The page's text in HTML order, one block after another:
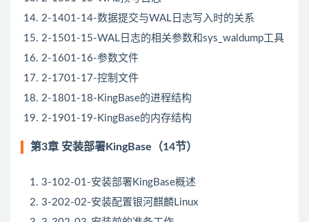
2-1401-14-数据提交与WAL日志写入时的关系
2-1501-15-WAL日志的相关参数和sys_waldump工具
2-1601-16-参数文件
2-1701-17-控制文件
2-1801-18-KingBase的进程结构
2-1901-19-KingBase的内存结构
第3章 安装部署KingBase（14节）
3-102-01-安装部署KingBase概述
3-202-02-安装配置银河麒麟Linux